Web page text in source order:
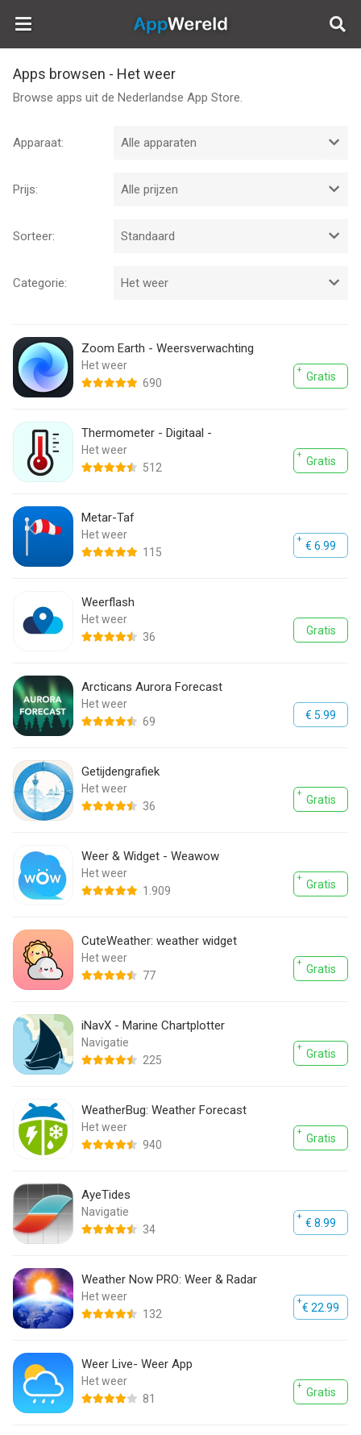
AppWereld
Apps browsen - Het weer
Browse apps uit de Nederlandse App Store.
Apparaat:
Prijs:
Sorteer:
Categorie:
Zoom Earth - Weersverwachting
690
Het weer
Gratis
Thermometer - Digitaal -
512
Het weer
Gratis
Metar-Taf
115
Het weer
€ 6.99
Weerflash
36
Het weer
Gratis
Arcticans Aurora Forecast
69
Het weer
€ 5.99
Getijdengrafiek
36
Het weer
Gratis
Weer & Widget - Weawow
1.909
Het weer
Gratis
CuteWeather: weather widget
77
Het weer
Gratis
iNavX - Marine Chartplotter
225
Navigatie
Gratis
WeatherBug: Weather Forecast
940
Het weer
Gratis
AyeTides
34
Navigatie
€ 8.99
Weather Now PRO: Weer & Radar
132
Het weer
€ 22.99
Weer Live- Weer App
81
Het weer
Gratis